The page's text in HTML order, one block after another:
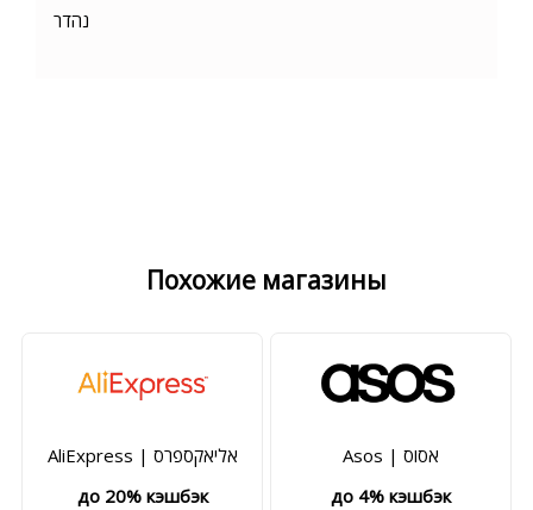
נהדר
Похожие магазины
AliExpress | אליאקספרס
до 20% кэшбэк
Asos | אסוס
до 4% кэшбэк